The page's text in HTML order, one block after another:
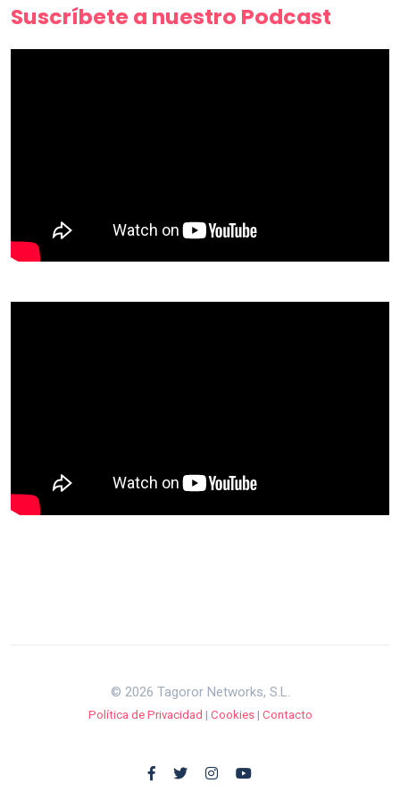
Suscríbete a nuestro Podcast
© 2026 Tagoror Networks, S.L.
Política de Privacidad | Cookies| Contacto